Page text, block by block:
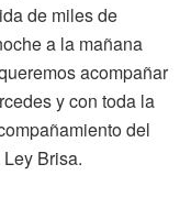
de miles de
a la mañana
acompañar
y con toda la
del
Brisa.